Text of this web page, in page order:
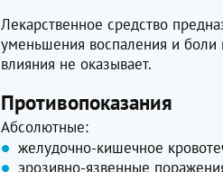
Лекарственное средство
уменьшения воспаления и
влияния не оказывает.
Противопоказания
Абсолютные:
желудочно-кишечное
эрозивно-язвенные